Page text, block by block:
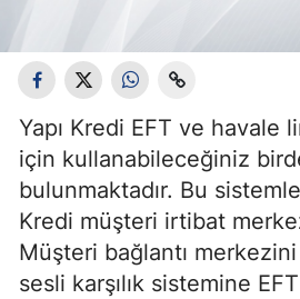
Yapı Kredi EFT ve havale
için kullanabileceğiniz
bulunmaktadır. Bu
Kredi müşteri irtibat
Müşteri bağlantı
sesli karşılık sistemine